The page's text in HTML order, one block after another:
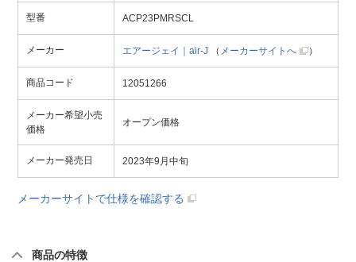
型番 ACP23PMRSCL
メーカー エアージェイ｜air-J （ メーカーサイトへ ）
商品コード 12051266
メーカー希望小売
価格
オープン価格
メーカー発売日 2023年9月中旬
メーカーサイトで仕様を確認する
商品の特徴